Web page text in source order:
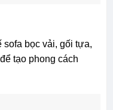
sofa bọc vải, gối tựa,
tạo phong cách